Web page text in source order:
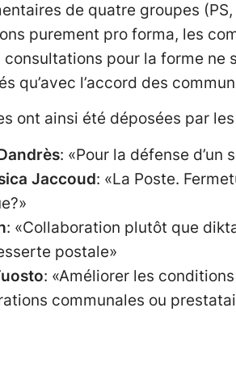
de quatre groupes
purement pro forma, les
consultations pour la forme
qu’avec l’accord des
ont ainsi été déposées par
: «Pour la défense
Jaccoud: «La Poste.
: «Collaboration plutôt que
postale»
: «Améliorer les
communales ou